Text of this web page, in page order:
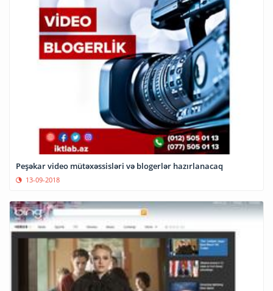
Peşəkar video mütəxəssisləri və blogerlər hazırlanacaq
13-09-2018